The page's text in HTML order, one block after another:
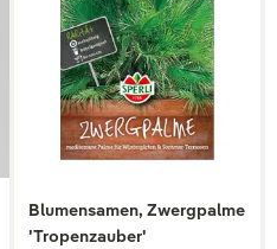
Blumensamen, Zwergpalme
'Tropenzauber'